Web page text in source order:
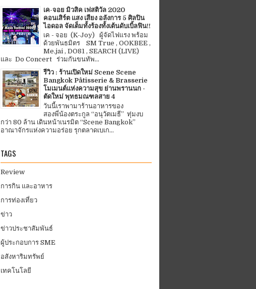
เค-จอย มิวสิค เฟสติวัล 2020
คอนเสิร์ต แสง เสียง อลังการ 5 ศิลปิน
ไอดอล จัดเต็มทั้งร้องทั้งเต้นดับเบิ้ลฟิน!!
เค - จอย (K-Joy) ผู้จัดไฟแรง พร้อม
ด้วยพันธมิตร SM True , OOKBEE ,
Me.jai , DO81 , SEARCH (LIVE)
และ Do Concert ร่วมกันขนทัพ...
รีวิว : ร้านเปิดใหม่ Scene Scene
Bangkok Pâtisserie & Brasserie
โมเมนต์แห่งความสุข ย่านพรานนก -
ตัดใหม่ พุทธมณฑลสาย 4
วันนี้เราพามาร้านอาหารของ
สองพี่น้องตระกูล “อนุวัตเมธี” ทุ่มงบ
กว่า 80 ล้าน เดินหน้าเนรมิต “Scene Bangkok”
อาณาจักรแห่งความอร่อย รุกตลาดเบเก...
TAGS
Review
การกิน และอาหาร
การท่องเที่ยว
ข่าว
ข่าวประชาสัมพันธ์
ผู้ประกอบการ SME
อสังหาริมทรัพย์
เทคโนโลยี